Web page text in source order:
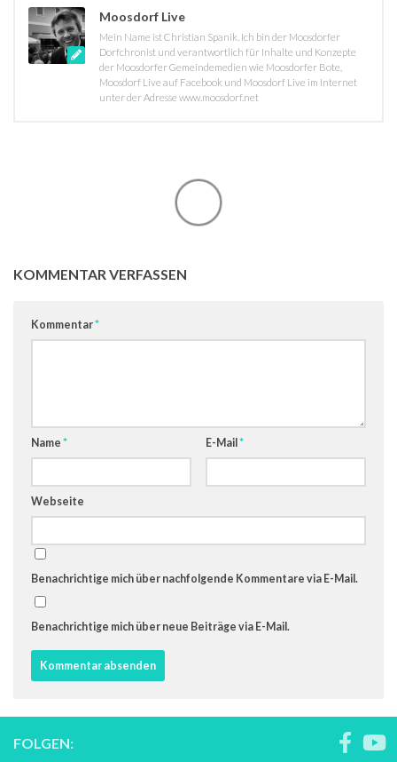
Moosdorf Live
Mein Name ist Christian Spanik. Ich bin der Moosdorfer
Dorfchronist und verantwortlich für Inhalte und Konzepte
der Moosdorfer Gemeindemedien wie Moosdorfer Bote,
Moosdorf Live auf Facebook und Moosdorf Live im Internet
unter der Adresse www.moosdorf.net
KOMMENTAR VERFASSEN
Kommentar*
Name * E-Mail *
Webseite
Benachrichtige mich über nachfolgende Kommentare via E-Mail.
Benachrichtige mich über neue Beiträge via E-Mail.
FOLGEN: